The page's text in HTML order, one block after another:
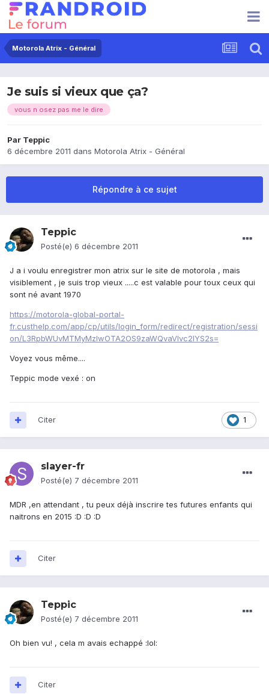
Motorola Atrix - Général
Je suis si vieux que ça?
vous n osez pas me le dire
Par Teppic
6 décembre 2011 dans Motorola Atrix - Général
Répondre à ce sujet
Teppic
Posté(e) 6 décembre 2011
J a i voulu enregistrer mon atrix sur le site de motorola , mais
visiblement , je suis trop vieux .....c est valable pour toux ceux qui
sont né avant 1970
https://motorola-global-portal-
fr.custhelp.com/app/cp/utils/login_form/redirect/registration/sessi
on/L3RpbWUvMTMyMzIwOTA2OS9zaWQvaVlvc2lYS2s=
Voyez vous même....
Teppic mode vexé : on
1
Citer
slayer-fr
Posté(e) 7 décembre 2011
MDR ,en attendant , tu peux déjà inscrire tes futures enfants qui
naitrons en 2015 :D :D :D
Citer
Teppic
Posté(e) 7 décembre 2011
Oh bien vu! , cela m avais echappé :lol:
Citer